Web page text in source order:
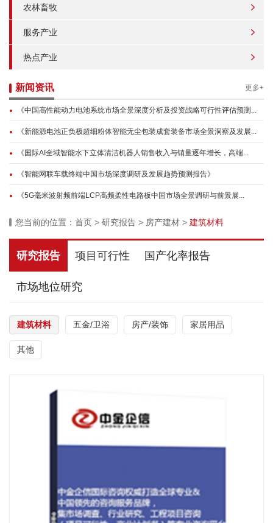
农林畜牧
服务产业
热点产业
新闻资讯 更多+
《中国高性能动力电池系统市场全景深度分析及投资战略可行性评估预测...
《新能源电池正负极超细粉体智能无尘包装成套装备市场全景洞察及发展...
《国际AI全域智能水下立体清洁机器人销售收入与销量逐年增长，高端...
《智能网联车载终端中国市场深度调研及发展趋势预测报告》
《5G毫米波射频前端LCP高频柔性电路板中国市场全景调研与前景展...
您当前的位置： 首页 > 研究报告 > 房产建材 > 建筑材料
研究报告 项目可行性 国产化率报告
市场地位研究
建筑材料 五金/卫浴 房产/装饰 家居用品
其他